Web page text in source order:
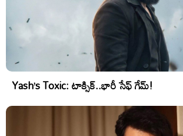
Yash’s Toxic: టాక్సిక్..భారీ సేఫ్ గేమ్!